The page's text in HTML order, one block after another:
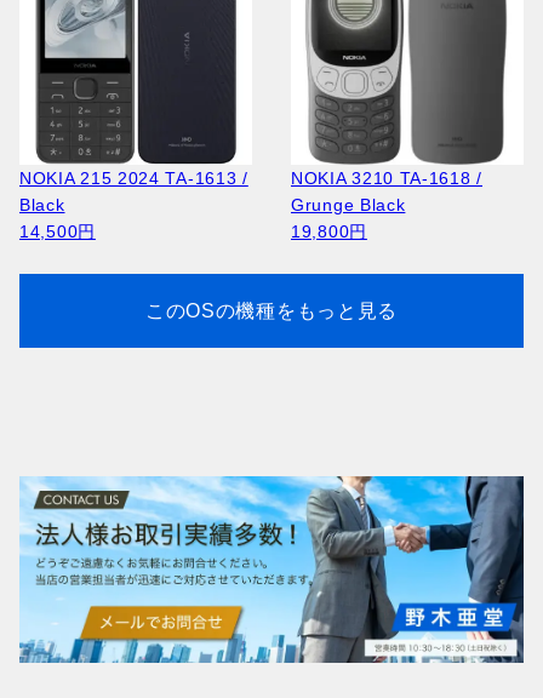
NOKIA 215 2024 TA-1613 /
Black
14,500円
NOKIA 3210 TA-1618 /
Grunge Black
19,800円
このOSの機種をもっと見る